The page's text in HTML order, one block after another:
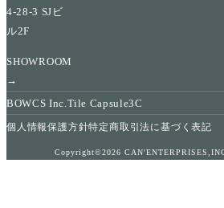
4-28-3 SJビ
ル2F
SHOWROOM
→
BOWCS Inc.Tile Capsule3C
個人情報保護方針特定商取引法に基づく表記
Copyright©2026